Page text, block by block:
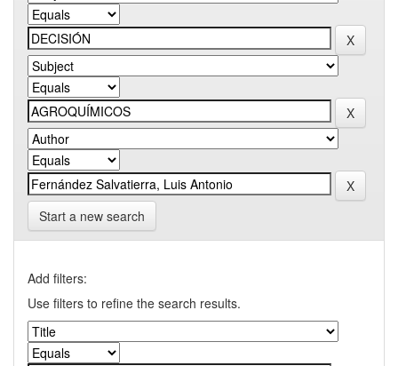
Start a new search
Add filters:
Use filters to refine the search results.